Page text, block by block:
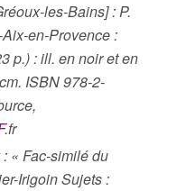
les-Bains] : P.
en-Provence :
p.) : ill. en noir et en
ISBN 978-2-
.fr
: « Fac-similé du
Irigoin Sujets :